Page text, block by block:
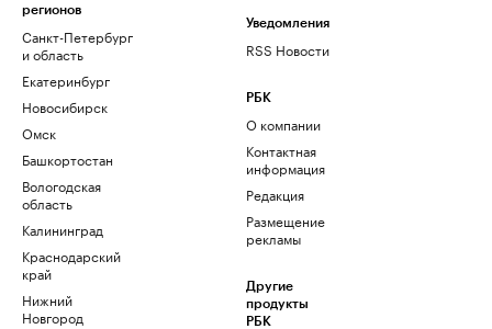
регионов
Санкт-Петербург
и область
Екатеринбург
Новосибирск
Омск
Башкортостан
Вологодская
область
Калининград
Краснодарский
край
Нижний
Новгород
Уведомления
RSS Новости
РБК
О компании
Контактная
информация
Редакция
Размещение
рекламы
Другие
продукты
РБК